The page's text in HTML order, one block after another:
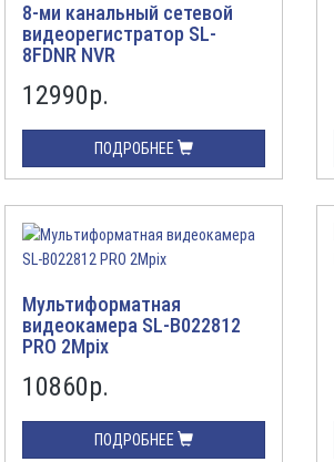
8-ми канальный сетевой
видеорегистратор SL-
8FDNR NVR
12990р.
ПОДРОБНЕЕ
Мультиформатная
видеокамера SL-B022812
PRO 2Mpix
10860р.
ПОДРОБНЕЕ